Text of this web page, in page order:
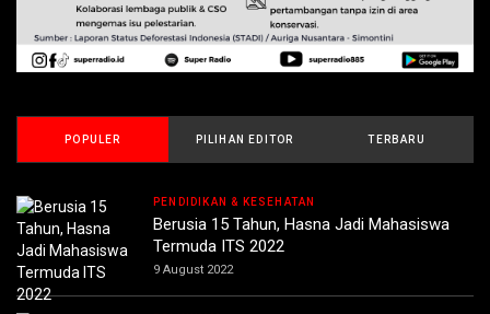
POPULER PILIHAN EDITOR TERBARU
PENDIDIKAN & KESEHATAN
Berusia 15 Tahun, Hasna Jadi Mahasiswa
Termuda ITS 2022
9 August 2022